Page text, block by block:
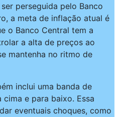
perseguida pelo Banco
a meta de inflação atual é
o Banco Central tem a
a alta de preços ao
mantenha no ritmo de
inclui uma banda de
e para baixo. Essa
eventuais choques, como